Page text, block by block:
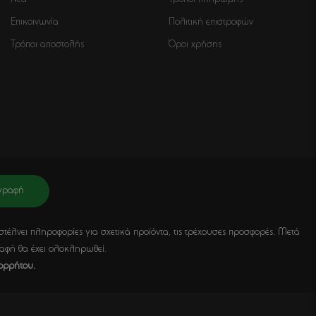
Επικοινωνία
Τρόποι αποστολής
Πολιτική επιστροφών
Όροι χρήσης
πληροφορίες για σχετικά προϊόντα, τις τρέχουσες προσφορές. Μετά
θα έχει ολοκληρωθεί.